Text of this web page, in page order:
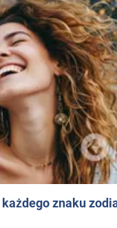
znaku